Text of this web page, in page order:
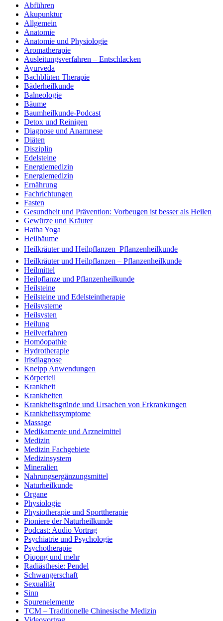
Abführen
Akupunktur
Allgemein
Anatomie
Anatomie und Physiologie
Aromatherapie
Ausleitungsverfahren – Entschlacken
Ayurveda
Bachblüten Therapie
Bäderheilkunde
Balneologie
Bäume
Baumheilkunde-Podcast
Detox und Reinigen
Diagnose und Anamnese
Diäten
Disziplin
Edelsteine
Energiemedizin
Energiemedizin
Ernährung
Fachrichtungen
Fasten
Gesundheit und Prävention: Vorbeugen ist besser als Heilen
Gewürze und Kräuter
Hatha Yoga
Heilbäume
Heilkräuter und Heilpflanzen  Pflanzenheilkunde
Heilkräuter und Heilpflanzen – Pflanzenheilkunde
Heilmittel
Heilpflanze und Pflanzenheilkunde
Heilsteine
Heilsteine und Edelsteintherapie
Heilsysteme
Heilsysten
Heilung
Heilverfahren
Homöopathie
Hydrotherapie
Irisdiagnose
Kneipp Anwendungen
Körperteil
Krankheit
Krankheiten
Krankheitsgründe und Ursachen von Erkrankungen
Krankheitssymptome
Massage
Medikamente und Arzneimittel
Medizin
Medizin Fachgebiete
Medizinsystem
Mineralien
Nahrungsergänzungsmittel
Naturheilkunde
Organe
Physiologie
Physiotherapie und Sporttherapie
Pioniere der Naturheilkunde
Podcast: Audio Vortrag
Psychiatrie und Psychologie
Psychotherapie
Qiqong und mehr
Radiästhesie: Pendel
Schwangerschaft
Sexualität
Sinn
Spurenelemente
TCM – Traditionelle Chinesische Medizin